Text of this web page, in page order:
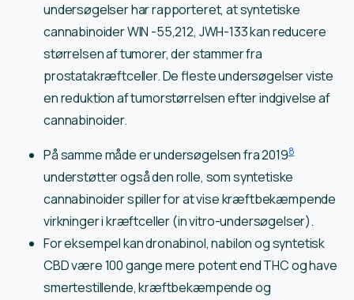
undersøgelser har rapporteret, at syntetiske
cannabinoider WIN -55,212, JWH-133 kan reducere
størrelsen af tumorer, der stammer fra
prostatakræftceller. De fleste undersøgelser viste
en reduktion af tumorstørrelsen efter indgivelse af
cannabinoider.
På samme måde er undersøgelsen fra 20198
understøtter også den rolle, som syntetiske
cannabinoider spiller for at vise kræftbekæmpende
virkninger i kræftceller (in vitro-undersøgelser).
For eksempel kan dronabinol, nabilon og syntetisk
CBD være 100 gange mere potent end THC og have
smertestillende, kræftbekæmpende og